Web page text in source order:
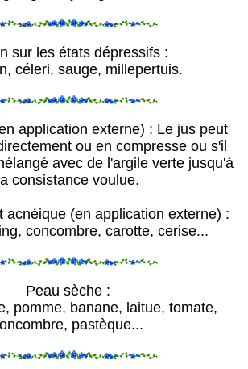
sur les états dépressifs :
céleri, sauge, millepertuis.
application externe) : Le jus peut
ou en compresse ou s'il
avec de l'argile verte jusqu'à
la consistance voulue.
acnéique (en application externe) :
concombre, carotte, cerise...
Peau sèche :
pomme, banane, laitue, tomate,
pastèque...